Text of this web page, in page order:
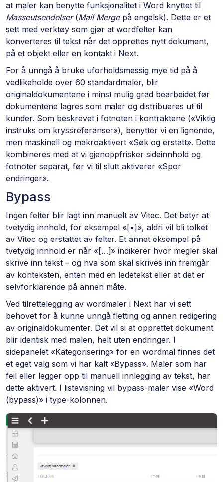
at maler kan benytte funksjonalitet i Word knyttet til
Masseutsendelser(Mail Mergepå engelsk). Dette er et
sett med verktøy som gjør at wordfelter kan
konverteres til tekst når det opprettes nytt dokument,
på et objekt eller en kontakt i Next.
For å unngå å bruke uforholdsmessig mye tid på å
vedlikeholde over 60 standardmaler, blir
originaldokumentene i minst mulig grad bearbeidet før
dokumentene lagres som maler og distribueres ut til
kunder. Som beskrevet i fotnoten i kontraktene («Viktig
instruks om kryssreferanser»), benytter vi en lignende,
men maskinell og makroaktivert «Søk og erstatt». Dette
kombineres med at vi gjenoppfrisker sideinnhold og
fotnoter separat, før vi til slutt aktiverer «Spor
endringer».
Bypass
Ingen felter blir lagt inn manuelt av Vitec. Det betyr at
tvetydig innhold, for eksempel «[•]», aldri vil bli tolket
av Vitec og erstattet av felter. Et annet eksempel på
tvetydig innhold er når «[…]» indikerer hvor megler skal
skrive inn tekst – og hva som skal skrives inn fremgår
av konteksten, enten med en ledetekst eller at det er
selvforklarende på annen måte.
Ved tilrettelegging av wordmaler i Next har vi sett
behovet for å kunne unngå fletting og annen redigering
av originaldokumenter. Det vil si at opprettet dokument
blir identisk med malen, helt uten endringer. I
sidepanelet «Kategorisering» for en wordmal finnes det
et eget valg som vi har kalt «Bypass». Maler som har
feil eller legger opp til manuell innlegging av tekst, har
dette aktivert. I listevisning vil bypass-maler vise «Word
(bypass)» i type-kolonnen.